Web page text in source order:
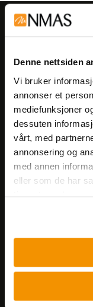
Denne nettsiden
Vi bruker
annonser et
mediefunksjoner
dessuten
vårt, med
annonsering og
med annen
eller som de har
Meld deg
Meld på
Nils Hansens vei 8